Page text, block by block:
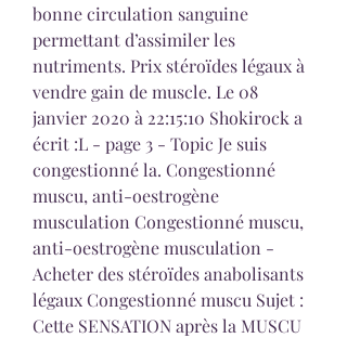
bonne circulation sanguine
permettant d’assimiler les
nutriments. Prix stéroïdes légaux à
vendre gain de muscle. Le 08
janvier 2020 à 22:15:10 Shokirock a
écrit :L - page 3 - Topic Je suis
congestionné la. Congestionné
muscu, anti-oestrogène
musculation Congestionné muscu,
anti-oestrogène musculation -
Acheter des stéroïdes anabolisants
légaux Congestionné muscu Sujet :
Cette SENSATION après la MUSCU